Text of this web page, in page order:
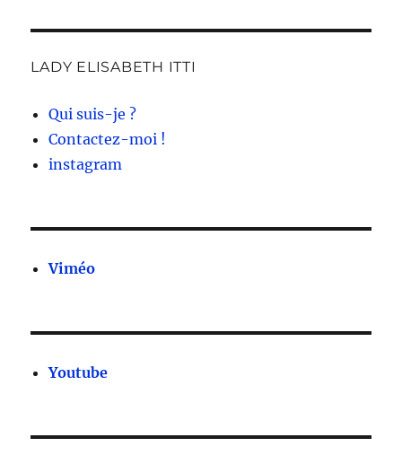
LADY ELISABETH ITTI
Qui suis-je ?
Contactez-moi !
instagram
Viméo
Youtube